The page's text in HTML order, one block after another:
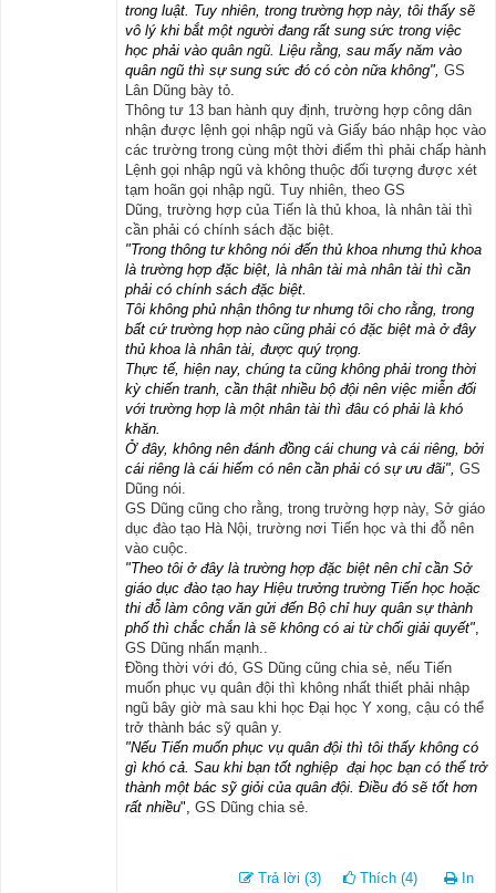
trong luật. Tuy nhiên, trong trường hợp này, tôi thấy sẽ
vô lý khi bắt một người đang rất sung sức trong việc
học phải vào quân ngũ. Liệu rằng, sau mấy năm vào
quân ngũ thì sự sung sức đó có còn nữa không", GS
Lân Dũng bày tỏ.
Thông tư 13 ban hành quy định, trường hợp công dân
nhận được lệnh gọi nhập ngũ và Giấy báo nhập học vào
các trường trong cùng một thời điểm thì phải chấp hành
Lệnh gọi nhập ngũ và không thuộc đối tượng được xét
tạm hoãn gọi nhập ngũ. Tuy nhiên, theo GS
Dũng, trường hợp của Tiến là thủ khoa, là nhân tài thì
cần phải có chính sách đặc biệt.
"Trong thông tư không nói đến thủ khoa nhưng thủ khoa
là trường hợp đặc biệt, là nhân tài mà nhân tài thì cần
phải có chính sách đặc biệt.
Tôi không phủ nhận thông tư nhưng tôi cho rằng, trong
bất cứ trường hợp nào cũng phải có đặc biệt mà ở đây
thủ khoa là nhân tài, được quý trọng.
Thực tế, hiện nay, chúng ta cũng không phải trong thời
kỳ chiến tranh, cần thật nhiều bộ đội nên việc miễn đối
với trường hợp là một nhân tài thì đâu có phải là khó
khăn.
Ở đây, không nên đánh đồng cái chung và cái riêng, bởi
cái riêng là cái hiếm có nên cần phải có sự ưu đãi", GS
Dũng nói.
GS Dũng cũng cho rằng, trong trường hợp này, Sở giáo
dục đào tạo Hà Nội, trường nơi Tiến học và thi đỗ nên
vào cuộc.
"Theo tôi ở đây là trường hợp đặc biệt nên chỉ cần Sở
giáo dục đào tạo hay Hiệu trưởng trường Tiến học hoặc
thi đỗ làm công văn gửi đến Bộ chỉ huy quân sự thành
phố thì chắc chắn là sẽ không có ai từ chối giải quyết"
GS Dũng nhấn mạnh..
Đồng thời với đó, GS Dũng cũng chia sẻ, nếu Tiến
muốn phục vụ quân đội thì không nhất thiết phải nhập
ngũ bây giờ mà sau khi học Đại học Y xong, cậu có thể
trở thành bác sỹ quân y.
"Nếu Tiến muốn phục vụ quân đội thì tôi thấy không có
gì khó cả. Sau khi bạn tốt nghiệp đại học bạn có thể trở
thành một bác sỹ giỏi của quân đội. Điều đó sẽ tốt hơn
rất nhiều", GS Dũng chia sẻ.
Trả lời (3) Thích (4) In